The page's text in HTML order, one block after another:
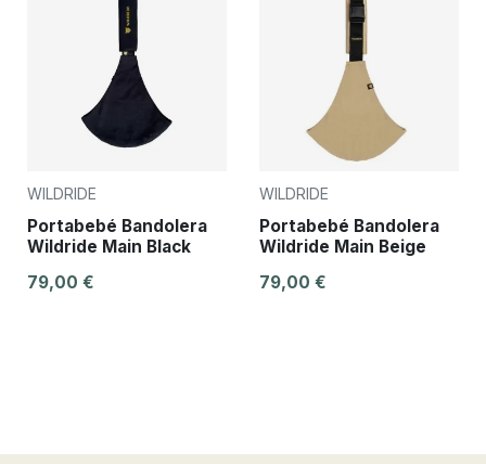
WILDRIDE
Portabebé Bandolera
Wildride Main Black
79,00 €
WILDRIDE
Portabebé Bandolera
Wildride Main Beige
79,00 €